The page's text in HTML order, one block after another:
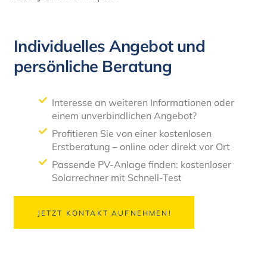
Individuelles Angebot und
persönliche Beratung
Interesse an weiteren Informationen oder
einem unverbindlichen Angebot?
Profitieren Sie von einer kostenlosen
Erstberatung – online oder direkt vor Ort
Passende PV-Anlage finden: kostenloser
Solarrechner mit Schnell-Test
JETZT KONTAKT AUFNEHMEN!